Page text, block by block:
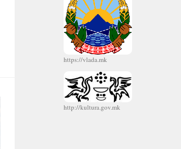
https://vlada.mk
http://kultura.gov.mk